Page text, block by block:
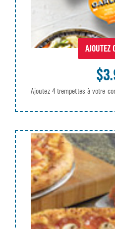
AJOUTEZ
Ajoutez 4 trempettes à votre